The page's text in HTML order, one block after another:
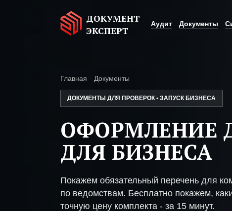
ДОКУМЕНТ
ЭКСПЕРТ
Аудит Документы
Главная Документы
ДОКУМЕНТЫ ДЛЯ ПРОВЕРОК • ЗАПУСК БИЗНЕСА
ОФОРМЛЕНИЕ
ДЛЯ БИЗНЕСА
Покажем обязательный перечень для
по ведомствам. Бесплатно покажем,
точную цену комплекта - за 15 минут.